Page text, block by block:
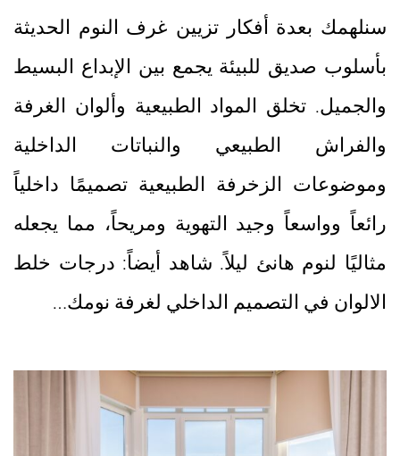
سنلهمك بعدة أفكار تزيين غرف النوم الحديثة
بأسلوب صديق للبيئة يجمع بين الإبداع البسيط
والجميل. تخلق المواد الطبيعية وألوان الغرفة
والفراش الطبيعي والنباتات الداخلية
وموضوعات الزخرفة الطبيعية تصميمًا داخلياً
رائعاً وواسعاً وجيد التهوية ومريحاً، مما يجعله
مثاليًا لنوم هانئ ليلاً. شاهد أيضاً: درجات خلط
الالوان في التصميم الداخلي لغرفة نومك…